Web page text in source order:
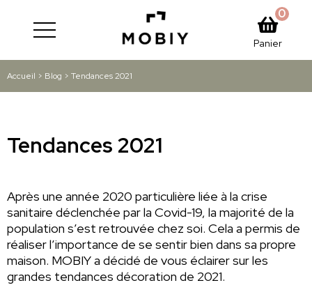
Panier
0
Accueil > Blog > Tendances 2021
Tendances 2021
Après une année 2020 particulière liée à la crise
sanitaire déclenchée par la Covid-19, la majorité de la
population s’est retrouvée chez soi. Cela a permis de
réaliser l’importance de se sentir bien dans sa propre
maison. MOBIY a décidé de vous éclairer sur les
grandes tendances décoration de 2021.